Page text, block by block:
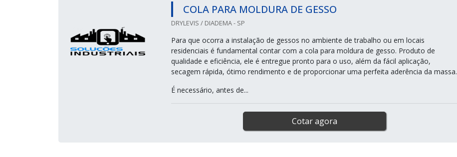
COLA PARA MOLDURA DE GESSO
DRYLEVIS / DIADEMA - SP
Para que ocorra a instalação de gessos no ambiente de trabalho ou em locais
residenciais é fundamental contar com a cola para moldura de gesso. Produto de
qualidade e eficiência, ele é entregue pronto para o uso, além da fácil aplicação,
secagem rápida, ótimo rendimento e de proporcionar uma perfeita aderência da massa.
É necessário, antes de...
Cotar agora